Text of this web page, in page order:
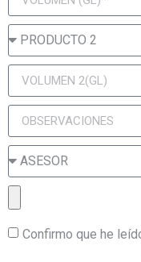
Confirmo que he